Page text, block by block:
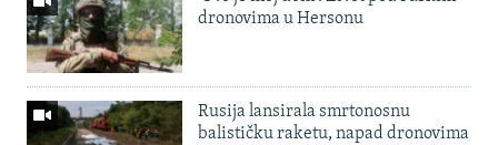
dronovima u Hersonu
Rusija lansirala smrtonosnu
balističku raketu, napad dronovima